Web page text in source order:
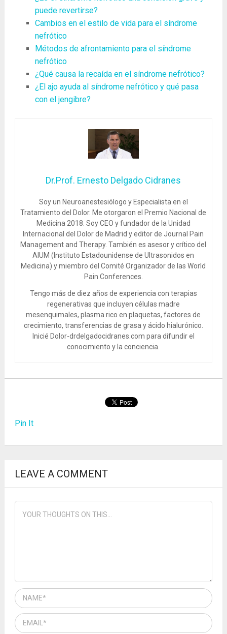
puede revertirse?
Cambios en el estilo de vida para el síndrome
nefrótico
Métodos de afrontamiento para el síndrome
nefrótico
¿Qué causa la recaída en el síndrome nefrótico?
¿El ajo ayuda al síndrome nefrótico y qué pasa
con el jengibre?
Dr.Prof. Ernesto Delgado Cidranes
Soy un Neuroanestesiólogo y Especialista en el
Tratamiento del Dolor. Me otorgaron el Premio Nacional de
Medicina 2018. Soy CEO y fundador de la Unidad
Internacional del Dolor de Madrid y editor de Journal Pain
Management and Therapy. También es asesor y crítico del
AIUM (Instituto Estadounidense de Ultrasonidos en
Medicina) y miembro del Comité Organizador de las World
Pain Conferences.
Tengo más de diez años de experiencia con terapias
regenerativas que incluyen células madre
mesenquimales, plasma rico en plaquetas, factores de
crecimiento, transferencias de grasa y ácido hialurónico.
Inicié Dolor-drdelgadocidranes.com para difundir el
conocimiento y la conciencia.
Pin It
LEAVE A COMMENT